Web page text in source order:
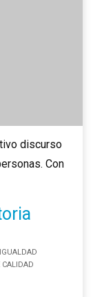
CALIDAD
discurso
Con